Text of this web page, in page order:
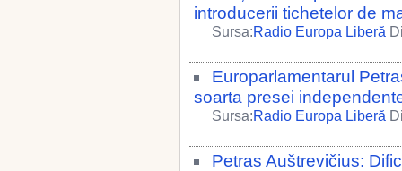
introducerii tichetelor de
Sursa:Radio Europa Liberă
Europarlamentarul
soarta presei
Sursa:Radio Europa Liberă
Petras Auštrevičius: